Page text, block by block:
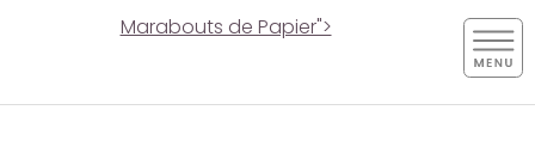
Marabouts de Papier">